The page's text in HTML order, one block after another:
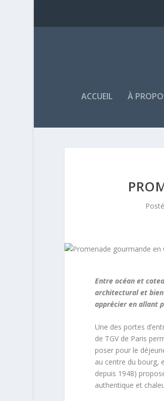
ACCUEIL À
Entre océan et
architectural et bien
apprécier en allant
Une des portes
de TGV de Paris
poser pour le
au centre du bourg,
depuis 1948)
authentique et